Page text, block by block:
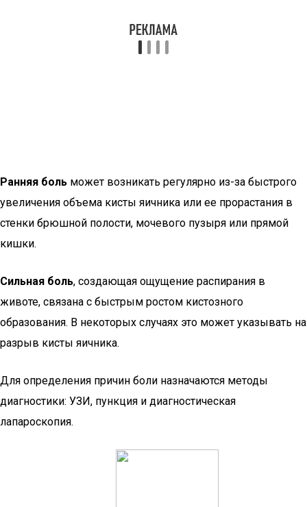
Ранняя боль может возникать регулярно из-за быстрого
увеличения объема кисты яичника или ее прорастания в
стенки брюшной полости, мочевого пузыря или прямой
кишки.
Сильная боль, создающая ощущение распирания в
животе, связана с быстрым ростом кистозного
образования. В некоторых случаях это может указывать на
разрыв кисты яичника.
Для определения причин боли назначаются методы
диагностики: УЗИ, пункция и диагностическая
лапароскопия.